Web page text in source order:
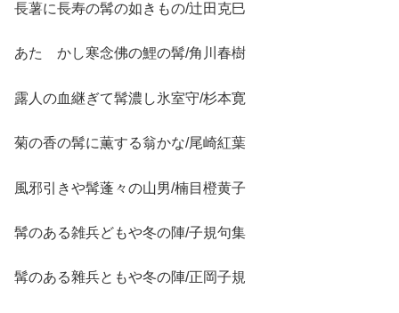
長薯に長寿の髯の如きもの/辻田克巳
あたゝかし寒念佛の鯉の髯/角川春樹
露人の血継ぎて髯濃し氷室守/杉本寛
菊の香の髯に薫する翁かな/尾崎紅葉
風邪引きや髯蓬々の山男/楠目橙黄子
髯のある雑兵どもや冬の陣/子規句集
髯のある雜兵ともや冬の陣/正岡子規